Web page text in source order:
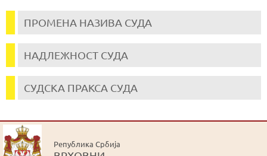
ПРОМЕНА НАЗИВА СУДА
НАДЛЕЖНОСТ СУДА
СУДСКА ПРАКСА СУДА
Република Србија